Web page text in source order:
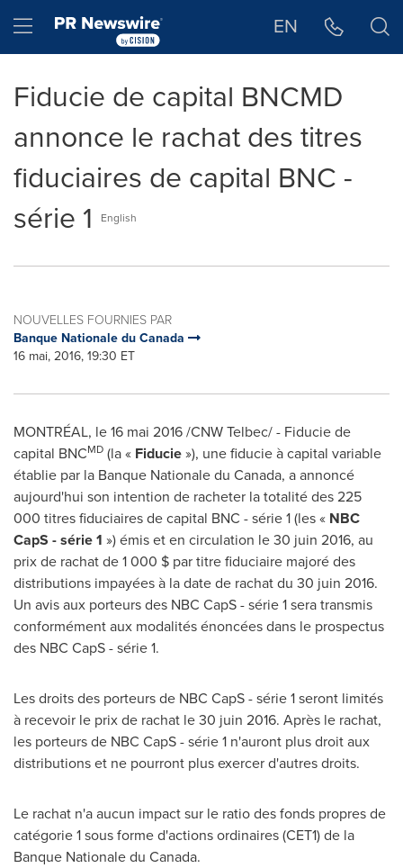
Hamburger menu EN
Fiducie de capital BNCMD
annonce le rachat des titres
fiduciaires de capital BNC -
série 1
English
NOUVELLES FOURNIES PAR
Banque Nationale du Canada
16 mai, 2016, 19:30 ET
MONTRÉAL, le 16 mai 2016 /CNW Telbec/ - Fiducie de
capital BNCMD (la « Fiducie»), une fiducie à capital variable
établie par la Banque Nationale du Canada, a annoncé
aujourd'hui son intention de racheter la totalité des 225
000 titres fiduciaires de capital BNC - série 1 (les « NBC
CapS - série 1 ») émis et en circulation le 30 juin 2016, au
prix de rachat de 1 000 $ par titre fiduciaire majoré des
distributions impayées à la date de rachat du 30 juin 2016.
Un avis aux porteurs des NBC CapS - série 1 sera transmis
conformément aux modalités énoncées dans le prospectus
des NBC CapS - série 1.
Les droits des porteurs de NBC CapS - série 1 seront limités
à recevoir le prix de rachat le 30 juin 2016. Après le rachat,
les porteurs de NBC CapS - série 1 n'auront plus droit aux
distributions et ne pourront plus exercer d'autres droits.
Le rachat n'a aucun impact sur le ratio des fonds propres de
catégorie 1 sous forme d'actions ordinaires (CET1) de la
Banque Nationale du Canada.